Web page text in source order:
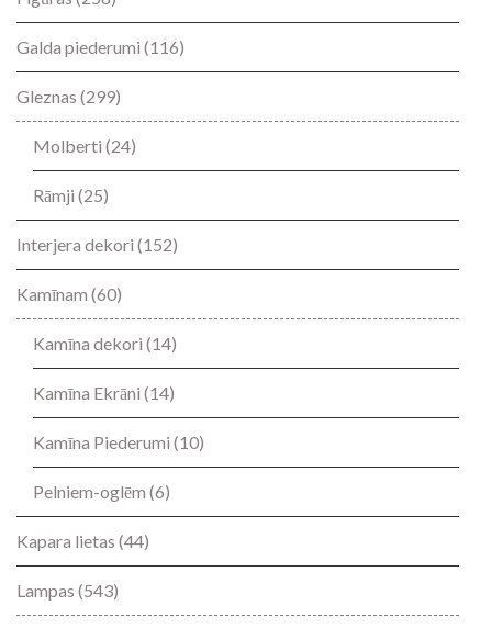
Galda piederumi (116)
Gleznas (299)
Molberti (24)
Rāmji (25)
Interjera dekori (152)
Kamīnam (60)
Kamīna dekori (14)
Kamīna Ekrāni (14)
Kamīna Piederumi (10)
Pelniem-oglēm (6)
Kapara lietas (44)
Lampas (543)